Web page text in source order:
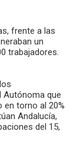
frente a las
un
trabajadores.
Autónoma que
en torno al 20%
Andalucía,
del 15,